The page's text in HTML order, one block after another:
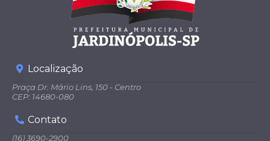
Localização
Praça Dr. Mário Lins, 150 - Centro
CEP: 14680-080
Contato
(16) 3690-2900